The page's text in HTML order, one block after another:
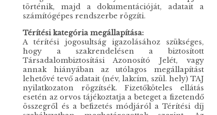
történik, majd a dokumentációját, adatait a
számítógépes rendszerbe rögzíti.
Térítési kategória megállapítása:
A térítési jogosultság igazolásához szükséges,
hogy a szakrendelésen a biztosított
Társadalombiztosítási Azonosító Jelét, vagy
annak hiányában az utólagos megállapítást
lehetővé tevő adatait (név, lakcím, szül. hely) TAJ
nyilatkozaton rögzítsék. Fizetőköteles ellátás
esetén az orvos tájékoztatja a beteget a fizetendő
összegről és a befizetés módjáról a Térítési díj